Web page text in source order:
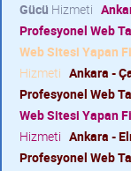
Gücü Hizmeti
Profesyonel Web
Web Sitesi Yapan
Hizmeti Ankara -
Profesyonel Web
Web Sitesi Yapan
Hizmeti Ankara -
Profesyonel Web